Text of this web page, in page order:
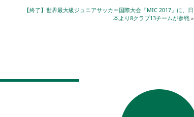
【終了】世界最大級ジュニアサッカー国際大会『MIC 2017』に、日
本より8クラブ13チームが参戦»